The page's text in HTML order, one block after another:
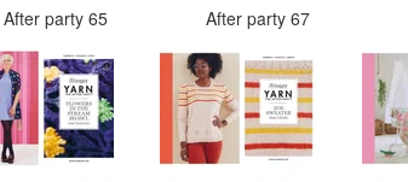
After party 65 After party 67